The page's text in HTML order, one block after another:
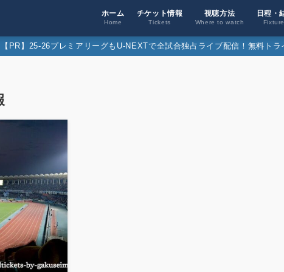
ホーム
Home
チケット情報
Tickets
視聴方法
Where to watch
日程・
【PR】25-26プレミアリーグもU-NEXTで全試合独占ライブ配信！無料ト